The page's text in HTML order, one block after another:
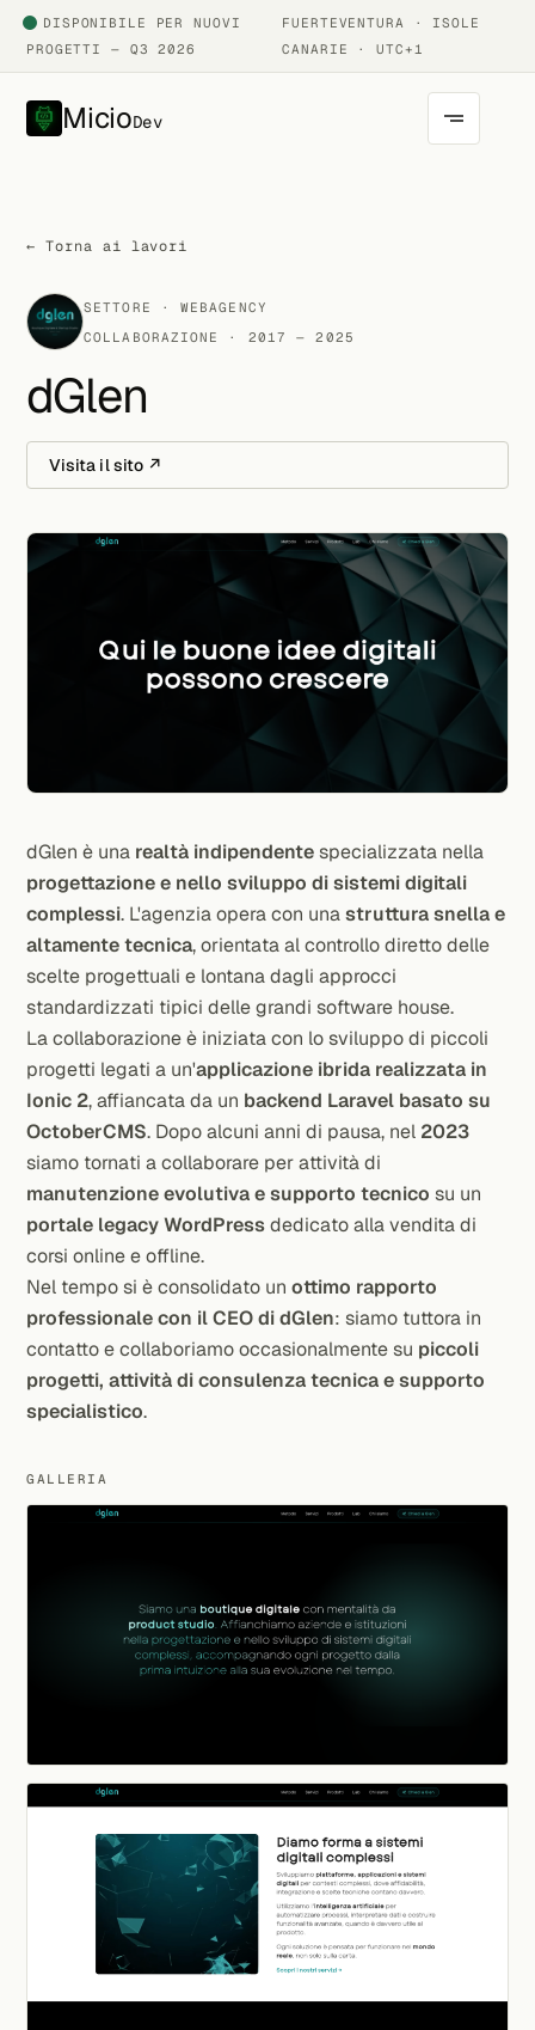
DISPONIBILE PER NUOVI
PROGETTI — Q3 2026
FUERTEVENTURA · ISOLE
CANARIE · UTC+1
MicioDev
← Torna ai lavori
SETTORE · WEBAGENCY
COLLABORAZIONE · 2017 — 2025
dGlen
Visita il sito ↗
dGlen è una realtà indipendentespecializzata nella
progettazione e nello sviluppo di sistemi digitali
complessi. L'agenzia opera con unastruttura snella e
altamente tecnica, orientata al controllo diretto delle
scelte progettuali e lontana dagli approcci
standardizzati tipici delle grandi software house.
La collaborazione è iniziata con lo sviluppo di piccoli
progetti legati a un'applicazione ibrida realizzata in
Ionic 2, affiancata da un backend Laravel basato su
OctoberCMS. Dopo alcuni anni di pausa, nel 2023
siamo tornati a collaborare per attività di
manutenzione evolutiva e supporto tecnico su un
portale legacy WordPressdedicato alla vendita di
corsi online e offline.
Nel tempo si è consolidato un ottimo rapporto
professionale con il CEO di dGlen: siamo tuttora in
contatto e collaboriamo occasionalmente su piccoli
progetti, attività di consulenza tecnica e supporto
specialistico.
GALLERIA